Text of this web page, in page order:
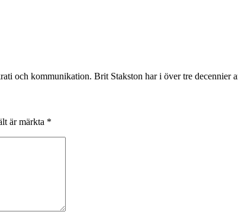
och kommunikation. Brit Stakston har i över tre decennier
är märkta *